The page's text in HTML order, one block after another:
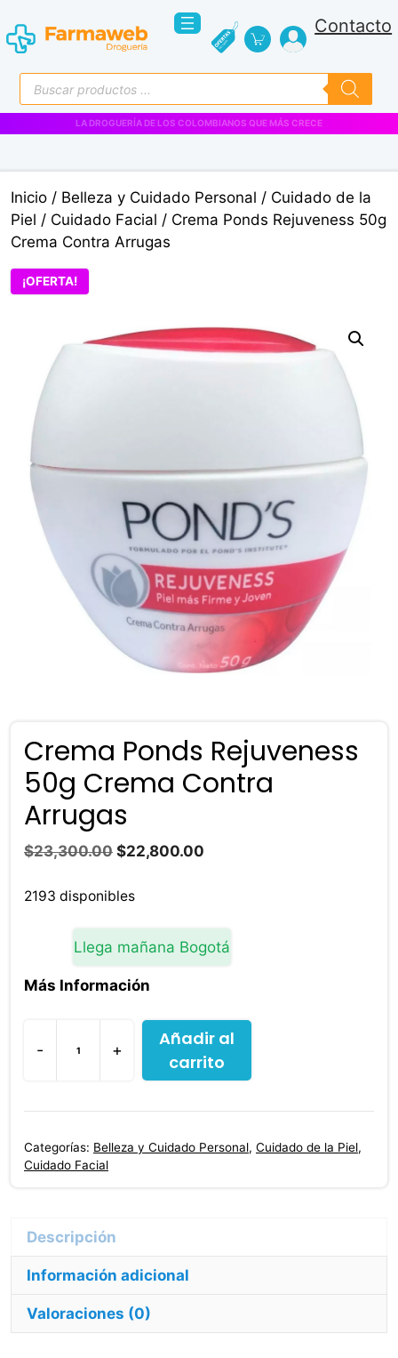
al
contenido
Contacto
Búsqueda
de
productos
VENTAS EMPRESARIALES
Inicio / Belleza y Cuidado Personal / Cuidado de la
Piel / Cuidado Facial / Crema Ponds Rejuveness 50g
Crema Contra Arrugas
¡OFERTA!
Crema Ponds Rejuveness
50g Crema Contra
Arrugas
$23,300.00 El
original
$23,300.00.
$22,800.00
$22,800.00.
2193 disponibles
Llega mañana Bogotá
Más Información
-
Crema
Ponds
Rejuveness
Crema
+
Añadir al
carrito
Categorías: Belleza y Cuidado Personal, Cuidado de la Piel,
Cuidado Facial
Información adicional
Valoraciones (0)